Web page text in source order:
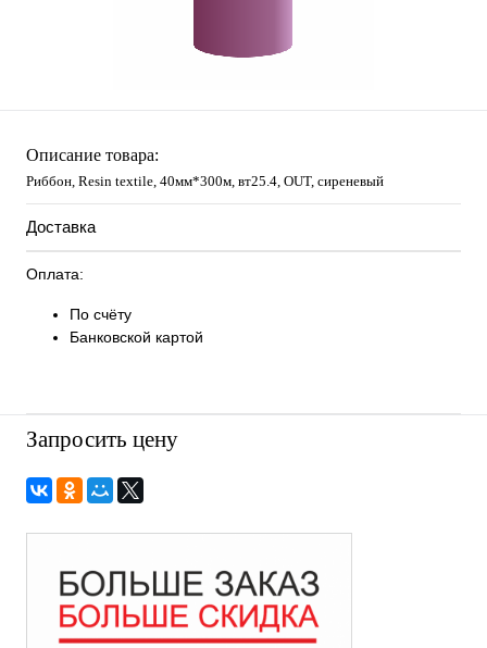
Описание товара:
Риббон, Resin textile, 40мм*300м, вт25.4, OUT, сиреневый
Доставка
Оплата:
По счёту
Банковской картой
Запросить цену